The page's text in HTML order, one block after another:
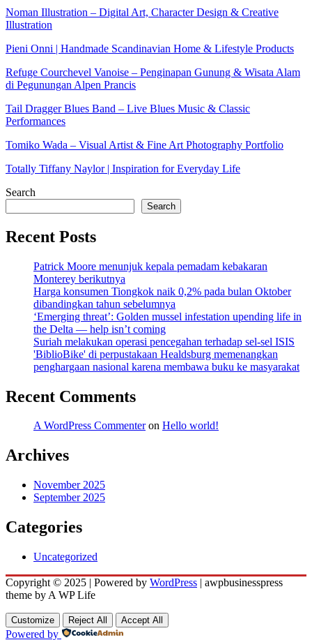
Noman Illustration – Digital Art, Character Design & Creative
Illustration
Pieni Onni | Handmade Scandinavian Home & Lifestyle Products
Refuge Courchevel Vanoise – Penginapan Gunung & Wisata Alam
di Pegunungan Alpen Prancis
Tail Dragger Blues Band – Live Blues Music & Classic
Performances
Tomiko Wada – Visual Artist & Fine Art Photography Portfolio
Totally Tiffany Naylor | Inspiration for Everyday Life
Search
Search
Recent Posts
Patrick Moore menunjuk kepala pemadam kebakaran
Monterey berikutnya
Harga konsumen Tiongkok naik 0,2% pada bulan Oktober
dibandingkan tahun sebelumnya
‘Emerging threat’: Golden mussel infestation upending life in
the Delta — help isn’t coming
Suriah melakukan operasi pencegahan terhadap sel-sel ISIS
'BiblioBike' di perpustakaan Healdsburg memenangkan
penghargaan nasional karena membawa buku ke masyarakat
Recent Comments
A WordPress Commenteron Hello world!
Archives
November 2025
September 2025
Categories
Uncategorized
Copyright © 2025 | Powered by WordPress | awpbusinesspress
theme by A WP Life
Customize Reject All Accept All
Powered by